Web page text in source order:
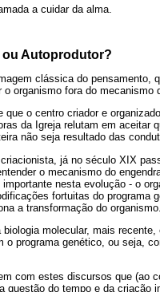
a cuidar da alma.
Autoprodutor?
clássica do pensamento,
organismo fora do mecanismo
que o centro criador e
da Igreja relutam em aceitar
não seja resultado das
já no século XIX
o mecanismo do
nesta evolução - o
fortuitas do programa
a transformação do organismo.
molecular, mais
o programa genético, ou seja,
com estes discursos que (ao
questão do tempo e da